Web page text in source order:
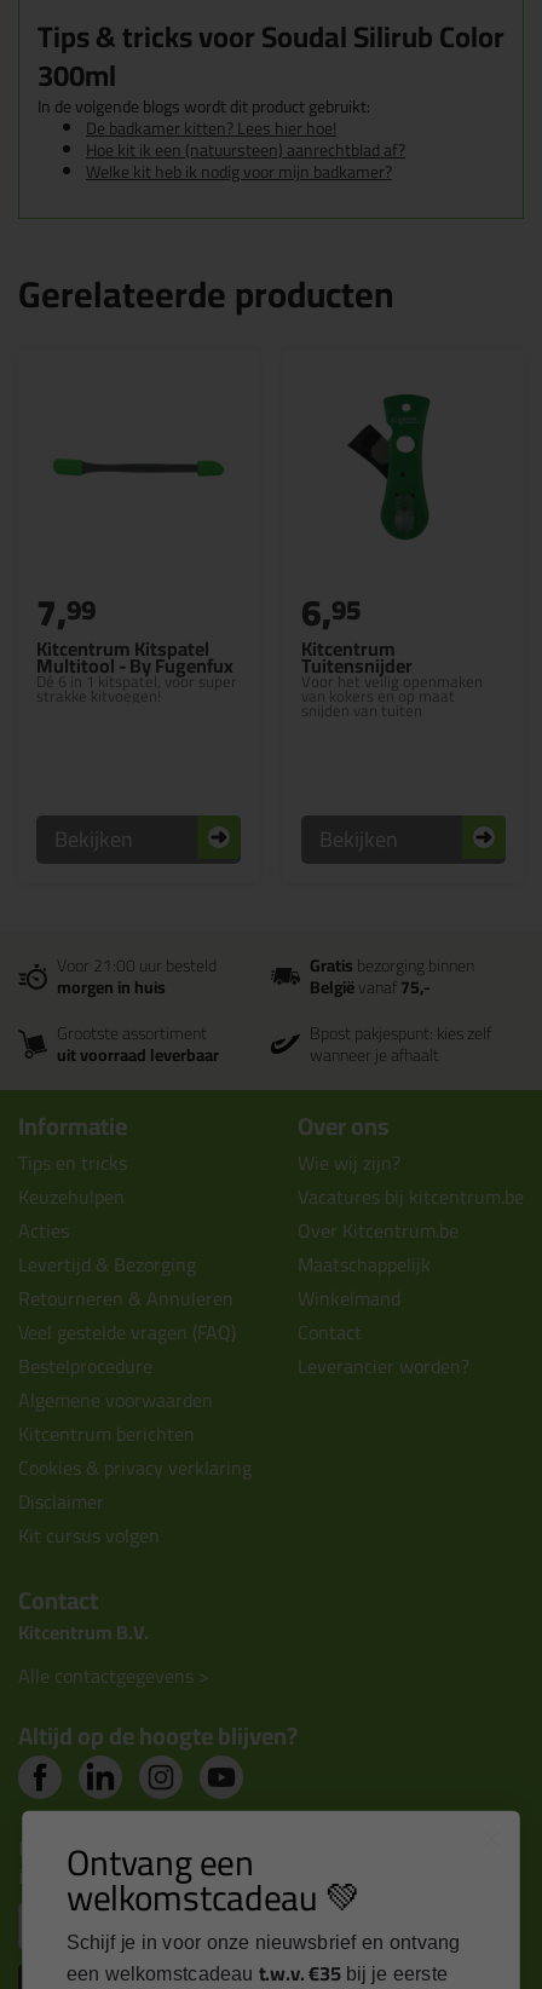
Tips & tricks voor Soudal Silirub Color
300ml
In de volgende blogs wordt dit product gebruikt:
De badkamer kitten? Lees hier hoe!
Hoe kit ik een (natuursteen) aanrechtblad af?
Welke kit heb ik nodig voor mijn badkamer?
Gerelateerde producten
Kitcentrum Kitspatel
Multitool - By Fugenfux
Dé 6 in 1 kitspatel, voor super
strakke kitvoegen!
7,99
Bekijken
Kitcentrum
Tuitensnijder
Voor het veilig openmaken
van kokers en op maat
snijden van tuiten
6,95
Bekijken
Voor 21:00 uur besteld
morgen in huis
Gratisbezorging binnen
Belgiëvanaf75,-
Grootste assortiment
uit voorraad leverbaar
Bpost pakjespunt: kies zelf
wanneer je afhaalt
Informatie
Tips en tricks
Keuzehulpen
Acties
Levertijd & Bezorging
Retourneren & Annuleren
Veel gestelde vragen (FAQ)
Bestelprocedure
Algemene voorwaarden
Kitcentrum berichten
Cookies & privacy verklaring
Disclaimer
Kit cursus volgen
Over ons
Wie wij zijn?
Vacatures bij kitcentrum.be
Over Kitcentrum.be
Maatschappelijk
Winkelmand
Contact
Leverancier worden?
Contact
Kitcentrum B.V.
Alle contactgegevens >
Altijd op de hoogte blijven?
Nieuws, tips en exclusieve deals rechtstreeks in je
inbox
Email
Ontvang een
welkomstcadeau 💚
Schijf je in voor onze nieuwsbrief en ontvang
een welkomstcadeau t.w.v. €35 bij je eerste